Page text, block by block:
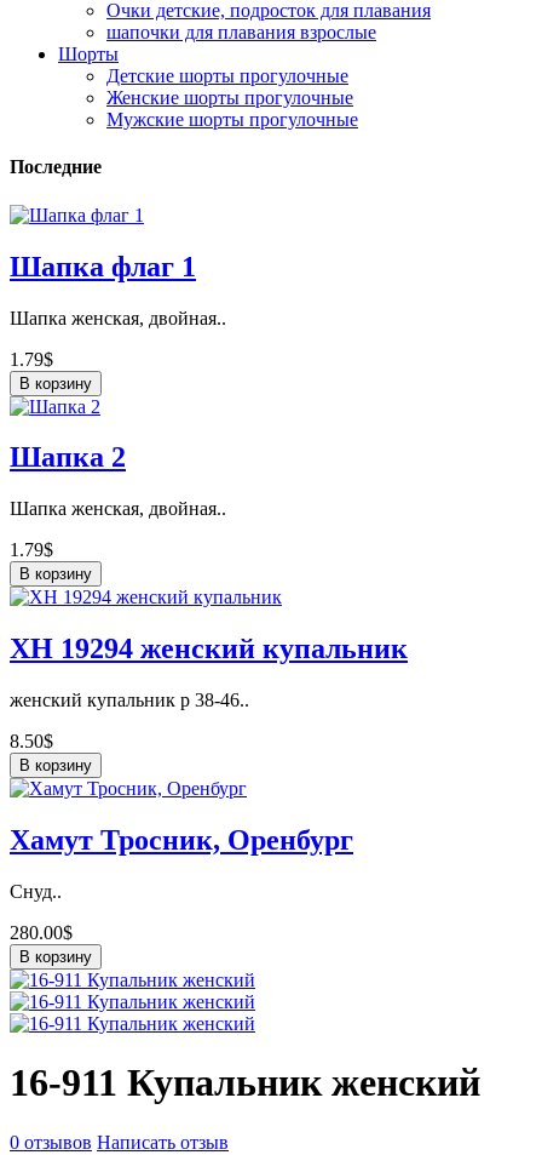
Очки детские, подросток для плавания
шапочки для плавания взрослые
Шорты
Детские шорты прогулочные
Женские шорты прогулочные
Мужские шорты прогулочные
Последние
Шапка флаг 1
Шапка женская, двойная..
1.79$
В корзину
Шапка 2
Шапка женская, двойная..
1.79$
В корзину
ХН 19294 женский купальник
женский купальник р 38-46..
8.50$
В корзину
Хамут Тросник, Оренбург
Снуд..
280.00$
В корзину
16-911 Купальник женский
0 отзывов Написать отзыв